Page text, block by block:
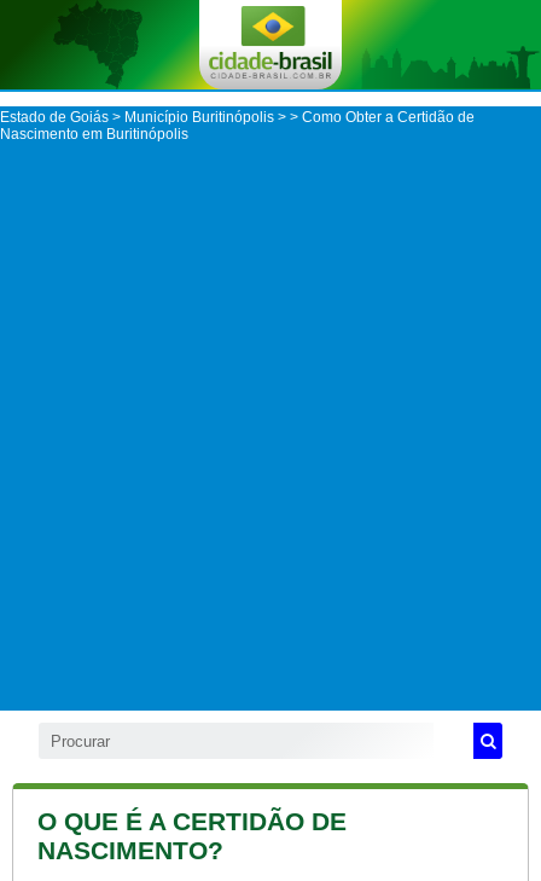
Estado de Goiás > Município Buritinópolis > > Como Obter a Certidão de
Nascimento em Buritinópolis
O QUE É A CERTIDÃO DE
NASCIMENTO?